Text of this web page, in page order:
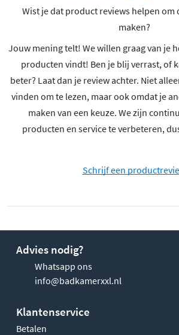
Wist je dat product reviews helpen om
maken?
Jouw mening telt! We willen graag van je
producten vindt! Ben je blij verrast, of
beter? Laat dan je review achter. Niet
vinden om te lezen, maar ook omdat je
maken van een keuze. We zijn
producten en service te verbeteren,
Schrijf een
Advies nodig?
Whatsapp ons
info@badkamerxxl.nl
Klantenservice
Betalen